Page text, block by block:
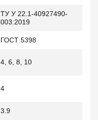
ТУ У 22.1-40927490-
003:2019
ГОСТ 5398
4, 6, 8, 10
4
3.9